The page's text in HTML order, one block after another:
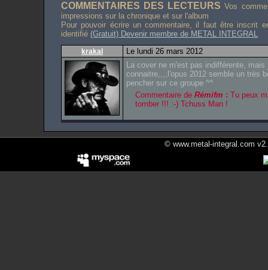
COMMENTAIRES DES LECTEURS Vos
impressions sur la chronique et sur l'album
Pour pouvoir écrire un commentaire, il faut être inscrit
identifié (Gratuit) Devenir membre de METAL INTEGRAL
krakal
Le lundi 26 mars 2012
La cover ne m'est pas indifférente, mais
connaitre,,,,l'opus 2012 semble un très
pencher sur ce groupe ^^
Commentaire de Rémifm : Tu peux
tomber !!! :-) Tchuss Man !
© www.metal-integral.com